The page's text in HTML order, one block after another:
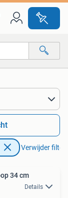
Verwijder
34 cm
Details